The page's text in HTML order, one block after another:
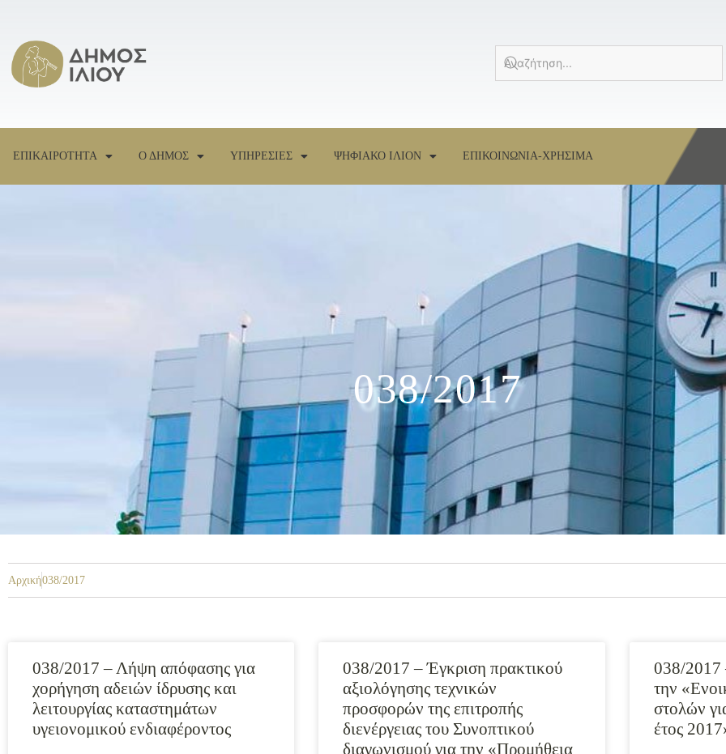
ΕΠΙΚΑΙΡΟΤΗΤΑ Ο ΔΗΜΟΣ ΥΠΗΡΕΣΙΕΣ ΨΗΦΙΑΚΟ ΙΛΙΟΝ ΕΠΙΚΟΙΝΩΝΙΑ-ΧΡΗΣΙΜΑ
038/2017
Αρχική038/2017
038/2017 – Λήψη απόφασης για
χορήγηση αδειών ίδρυσης και
λειτουργίας καταστημάτων
υγειονομικού ενδιαφέροντος
038/2017 – Έγκριση πρακτικού
αξιολόγησης τεχνικών
προσφορών της επιτροπής
διενέργειας του Συνοπτικού
διαγωνισμού για την «Προμήθεια
038/2017
την
στολών
έτος